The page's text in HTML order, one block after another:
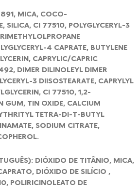
MICA, COCO-
SILICA, CI 77510, POLYGLYCERYL-3
4 CAPRATE, BUTYLENE
CAPRYLIC/CAPRIC
DIMER DILINOLEYL DIMER
3 DIISOSTEARATE, CAPRYLYL
CI 77510, 1,2-
GUM, TIN OXIDE, CALCIUM
TETRA-DI-T-BUTYL
SODIUM CITRATE,
DIÓXIDO DE TITÂNIO, MICA,
DIÓXIDO DE SILÍCIO ,
POLIRICINOLEATO DE